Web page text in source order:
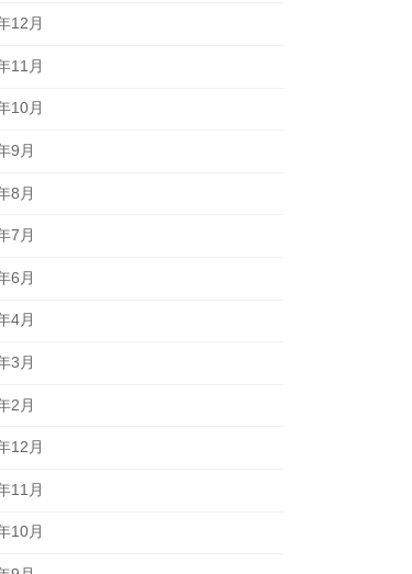
12月
11月
10月
9月
8月
7月
6月
4月
3月
2月
12月
11月
10月